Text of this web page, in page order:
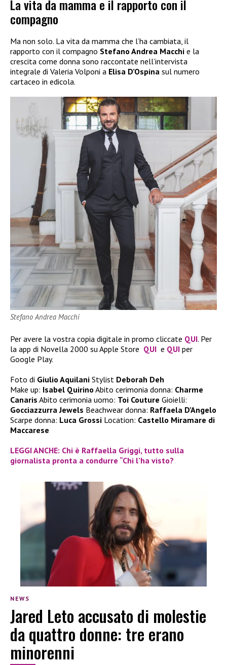
La vita da mamma e il rapporto con il
compagno
Ma non solo. La vita da mamma che l’ha cambiata, il
rapporto con il compagno Stefano Andrea Macchi e la
crescita come donna sono raccontate nell’intervista
integrale di Valeria Volponi a Elisa D’Ospina sul numero
cartaceo in edicola.
Stefano Andrea Macchi
Per avere la vostra copia digitale in promo cliccate QUI. Per
la app di Novella 2000 su Apple Store QUI e QUI per
Google Play.
Foto di Giulio Aquilani Stylist Deborah Deh
Make up: Isabel Quirino Abito cerimonia donna: Charme
Canaris Abito cerimonia uomo: Toi Couture Gioielli:
Gocciazzurra Jewels Beachwear donna: Raffaela D’Angelo
Scarpe donna: Luca Grossi Location: Castello Miramare di
Maccarese
LEGGI ANCHE: Chi è Raffaella Griggi, tutto sulla
giornalista pronta a condurre “Chi l’ha visto?
NEWS
Jared Leto accusato di molestie
da quattro donne: tre erano
minorenni